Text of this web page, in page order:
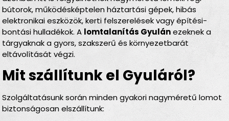
bútorok, működésképtelen háztartási gépek, hibás
elektronikai eszközök, kerti felszerelések vagy építési-
bontási hulladékok. A lomtalanítás Gyulánezeknek a
tárgyaknak a gyors, szakszerű és környezetbarát
eltávolítását végzi.
Mit szállítunk el Gyuláról?
Szolgáltatásunk során minden gyakori nagyméretű lomot
biztonságosan elszállítunk: